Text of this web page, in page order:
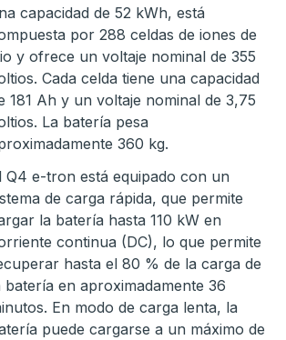
capacidad de 52 kWh, está
por 288 celdas de iones de
y ofrece un voltaje nominal de 355
Cada celda tiene una capacidad
181 Ah y un voltaje nominal de 3,75
La batería pesa
360 kg.
Q4 e-tron está equipado con un
de carga rápida, que permite
la batería hasta 110 kW en
continua (DC), lo que permite
hasta el 80 % de la carga de
batería en aproximadamente 36
En modo de carga lenta, la
puede cargarse a un máximo de